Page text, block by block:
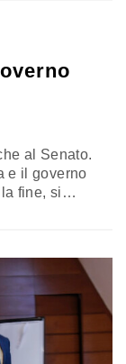
al Senato.
e il governo
fine, si